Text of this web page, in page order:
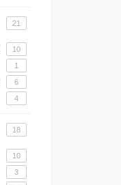
21
10
1
6
4
18
10
3